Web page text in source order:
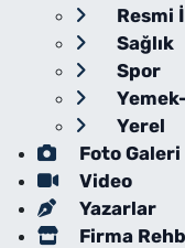
Resmi
Sağlık
Spor
Yerel
Foto Galeri
Video
Yazarlar
Firma